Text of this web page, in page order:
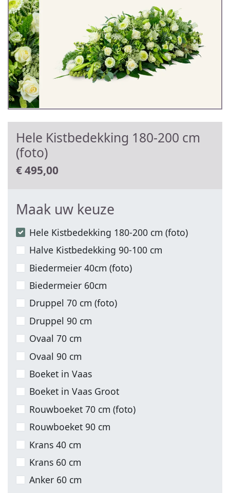
Hele Kistbedekking 180-200 cm
(foto)
€495,00
Maak uw keuze
Hele Kistbedekking 180-200 cm (foto)
Halve Kistbedekking 90-100 cm
Biedermeier 40cm (foto)
Biedermeier 60cm
Druppel 70 cm (foto)
Druppel 90 cm
Ovaal 70 cm
Ovaal 90 cm
Boeket in Vaas
Boeket in Vaas Groot
Rouwboeket 70 cm (foto)
Rouwboeket 90 cm
Krans 40 cm
Krans 60 cm
Anker 60 cm